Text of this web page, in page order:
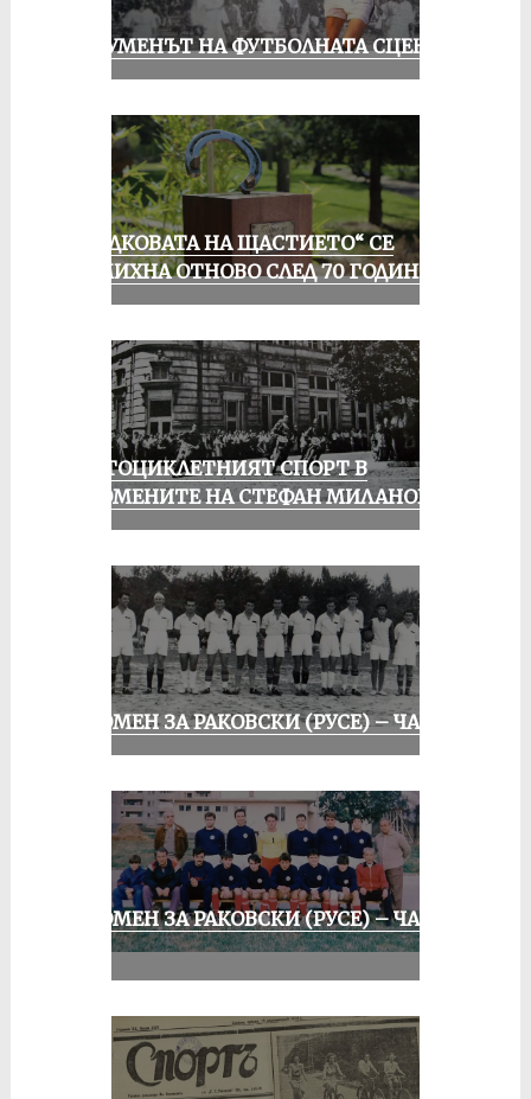
ШОУМЕНЪТ НА ФУТБОЛНАТА СЦЕНА
„ПОДКОВАТА НА ЩАСТИЕТО“ СЕ
УСМИХНА ОТНОВО СЛЕД 70 ГОДИНИ
МОТОЦИКЛЕТНИЯТ СПОРТ В
СПОМЕНИТЕ НА СТЕФАН МИЛАНОВ
СПОМЕН ЗА РАКОВСКИ (РУСЕ) – ЧАСТ I
СПОМЕН ЗА РАКОВСКИ (РУСЕ) – ЧАСТ